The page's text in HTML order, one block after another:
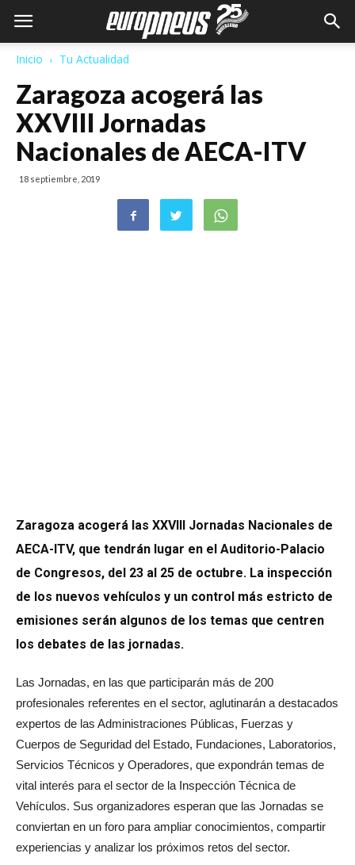
Inicio Tu Actualidad
Zaragoza acogerá las
XXVIII Jornadas
Nacionales de AECA-ITV
18 septiembre, 2019
Zaragoza acogerá las XXVIII Jornadas Nacionales de
AECA-ITV, que tendrán lugar en el Auditorio-Palacio
de Congresos, del 23 al 25 de octubre. La inspección
de los nuevos vehículos y un control más estricto de
emisiones serán algunos de los temas que centren
los debates de las jornadas.
Las Jornadas, en las que participarán más de 200
profesionales referentes en el sector, aglutinarán a destacados
expertos de las Administraciones Públicas, Fuerzas y
Cuerpos de Seguridad del Estado, Fundaciones, Laboratorios,
Servicios Técnicos y Operadores, que expondrán temas de
vital interés para el sector de la Inspección Técnica de
Vehículos. Sus organizadores esperan que las Jornadas se
conviertan en un foro para ampliar conocimientos, compartir
experiencias y analizar los próximos retos del sector.